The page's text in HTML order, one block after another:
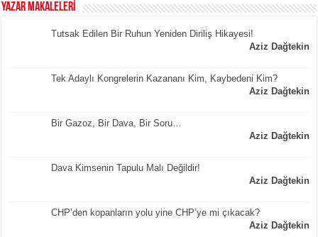
YAZAR MAKALELERİ
Tutsak Edilen Bir Ruhun Yeniden Diriliş Hikayesi!
Aziz Dağtekin
Tek Adaylı Kongrelerin Kazananı Kim, Kaybedeni Kim?
Aziz Dağtekin
Bir Gazoz, Bir Dava, Bir Soru…
Aziz Dağtekin
Dava Kimsenin Tapulu Malı Değildir!
Aziz Dağtekin
CHP’den kopanların yolu yine CHP’ye mi çıkacak?
Aziz Dağtekin